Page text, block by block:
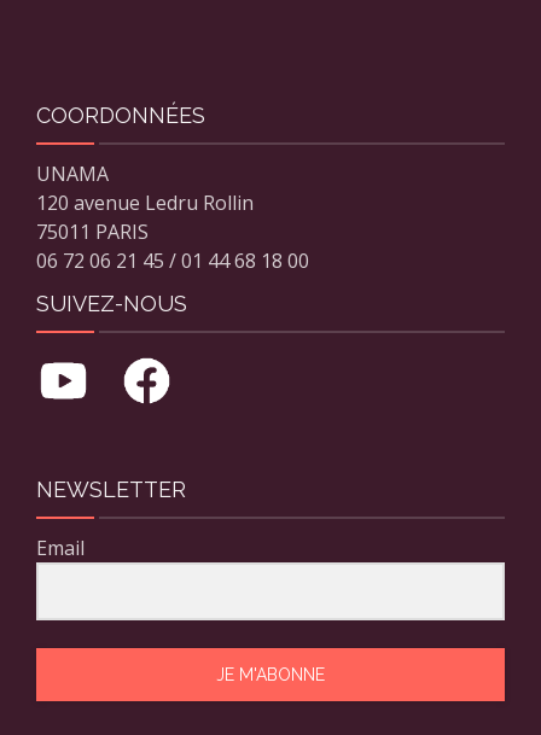
COORDONNÉES
UNAMA
120 avenue Ledru Rollin
75011 PARIS
06 72 06 21 45 / 01 44 68 18 00
SUIVEZ-NOUS
NEWSLETTER
Email
JE M'ABONNE